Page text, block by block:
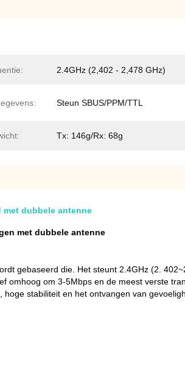
2.4GHz (2,402 - 2,478 GHz)
Steun SBUS/PPM/TTL
Tx: 146g/Rx: 68g
met dubbele antenne
met dubbele antenne
gebaseerd die. Het steunt 2.4GHz (2.
om 3-5Mbps en de meest verste
stabiliteit en het ontvangen van